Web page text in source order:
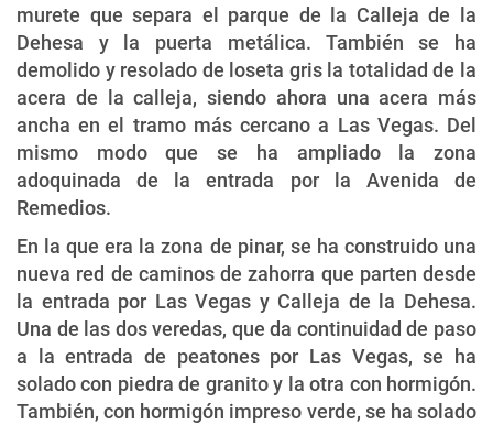
murete que separa el parque de la Calleja de la
Dehesa y la puerta metálica. También se ha
demolido y resolado de loseta gris la totalidad de la
acera de la calleja, siendo ahora una acera más
ancha en el tramo más cercano a Las Vegas. Del
mismo modo que se ha ampliado la zona
adoquinada de la entrada por la Avenida de
Remedios.
En la que era la zona de pinar, se ha construido una
nueva red de caminos de zahorra que parten desde
la entrada por Las Vegas y Calleja de la Dehesa.
Una de las dos veredas, que da continuidad de paso
a la entrada de peatones por Las Vegas, se ha
solado con piedra de granito y la otra con hormigón.
También, con hormigón impreso verde, se ha solado